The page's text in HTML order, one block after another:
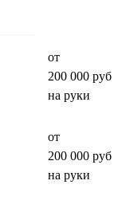
от
200 000 руб.
на руки
от
200 000 руб.
на руки